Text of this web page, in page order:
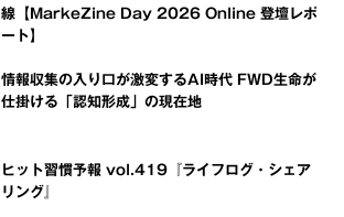
線【MarkeZine Day 2026 Online 登壇レポ
ート】
情報収集の入り口が激変するAI時代 FWD生命が
仕掛ける「認知形成」の現在地
ヒット習慣予報 vol.419『ライフログ・シェア
リング』